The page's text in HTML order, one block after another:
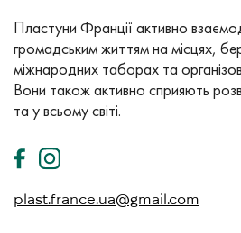
Пластуни Франції активно
громадським життям на місцях,
міжнародних таборах та
Вони також активно сприяють
та у всьому світі.
plast.france.ua@gmail.com